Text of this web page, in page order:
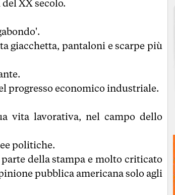
XX secolo.
giacchetta, pantaloni e scarpe più
progresso economico industriale.
vita lavorativa, nel campo dello
politiche.
della stampa e molto criticato
pubblica americana solo agli